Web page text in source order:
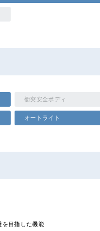
衝突安全ボディ
オートライト
を目指した機能